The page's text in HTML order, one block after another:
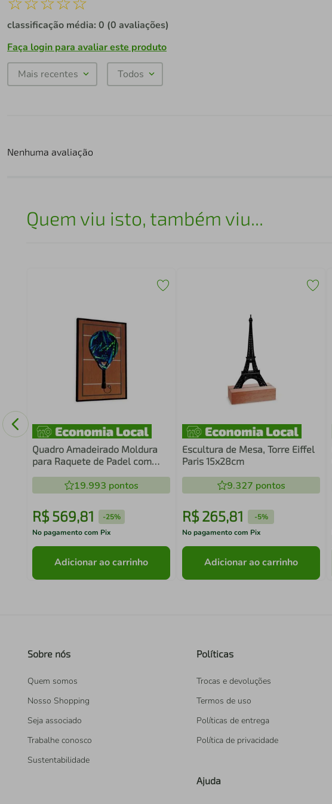
classificação média: 0 (0 avaliações)
Faça login para avaliar este produto
Mais recentes Todos
Nenhuma avaliação
Quem viu isto, também viu...
Quadro Amadeirado Moldura
para Raquete de Padel com
19.993 pontos
R$ 569,81 -25%
No pagamento com Pix
Adicionar ao carrinho
Escultura de Mesa, Torre Eiffel
Paris 15x28cm
9.327 pontos
R$ 265,81 -5%
No pagamento com Pix
Adicionar ao carrinho
Sobre nós
Quem somos
Nosso Shopping
Seja associado
Trabalhe conosco
Sustentabilidade
Políticas
Trocas e devoluções
Termos de uso
Políticas de entrega
Política de privacidade
Ajuda